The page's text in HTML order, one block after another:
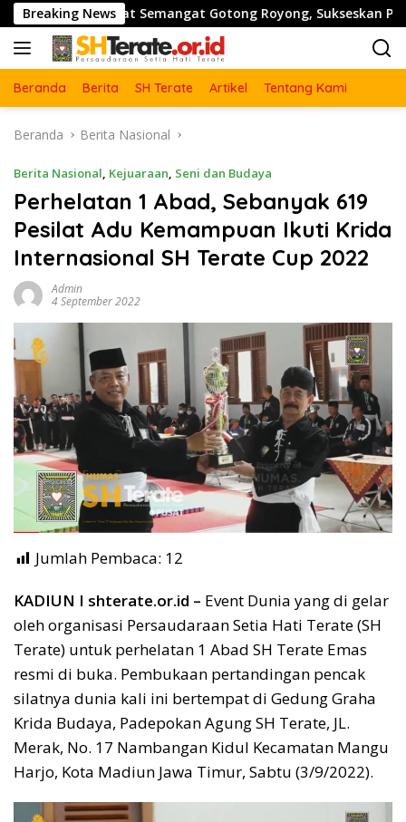
Langsung
ke
konten
Breaking News
Semangat Gotong Royong, Sukseskan Pengecoran
Beranda Berita SH Terate Artikel Tentang Kami
Beranda Berita Nasional
Berita Nasional, Kejuaraan, Seni dan Budaya
Perhelatan 1 Abad, Sebanyak 619
Pesilat Adu Kemampuan Ikuti Krida
Internasional SH Terate Cup 2022
Admin
4 September 2022
Jumlah Pembaca: 12
KADIUN I shterate.or.id – Event Dunia yang di gelar
oleh organisasi Persaudaraan Setia Hati Terate (SH
Terate) untuk perhelatan 1 Abad SH Terate Emas
resmi di buka. Pembukaan pertandingan pencak
silatnya dunia kali ini bertempat di Gedung Graha
Krida Budaya, Padepokan Agung SH Terate, JL.
Merak, No. 17 Nambangan Kidul Kecamatan Mangu
Harjo, Kota Madiun Jawa Timur, Sabtu (3/9/2022).